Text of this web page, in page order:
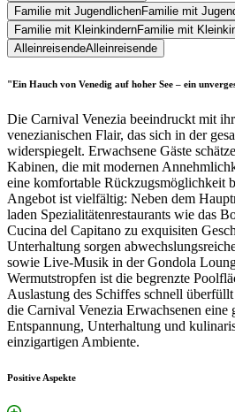
Familie mit JugendlichenFamilie mit
Familie mit KleinkindernFamilie mit
AlleinreisendeAlleinreisende
"Ein Hauch von Venedig auf hoher See – ein
Die Carnival Venezia beeindruckt mit
venezianischen Flair, das sich in der
widerspiegelt. Erwachsene Gäste
Kabinen, die mit modernen
eine komfortable Rückzugsmöglichkeit
Angebot ist vielfältig: Neben dem
laden Spezialitätenrestaurants wie das
Cucina del Capitano zu exquisiten
Unterhaltung sorgen
sowie Live-Musik in der Gondola
Wermutstropfen ist die begrenzte
Auslastung des Schiffes schnell
die Carnival Venezia Erwachsenen eine
Entspannung, Unterhaltung und
einzigartigen Ambiente.
Positive Aspekte